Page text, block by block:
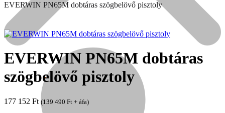
Népszerű!
EVERWIN PN65M dobtáras szögbelövő pisztoly
EVERWIN PN65M dobtáras
szögbelövő pisztoly
177 152 Ft (139 490 Ft + áfa)